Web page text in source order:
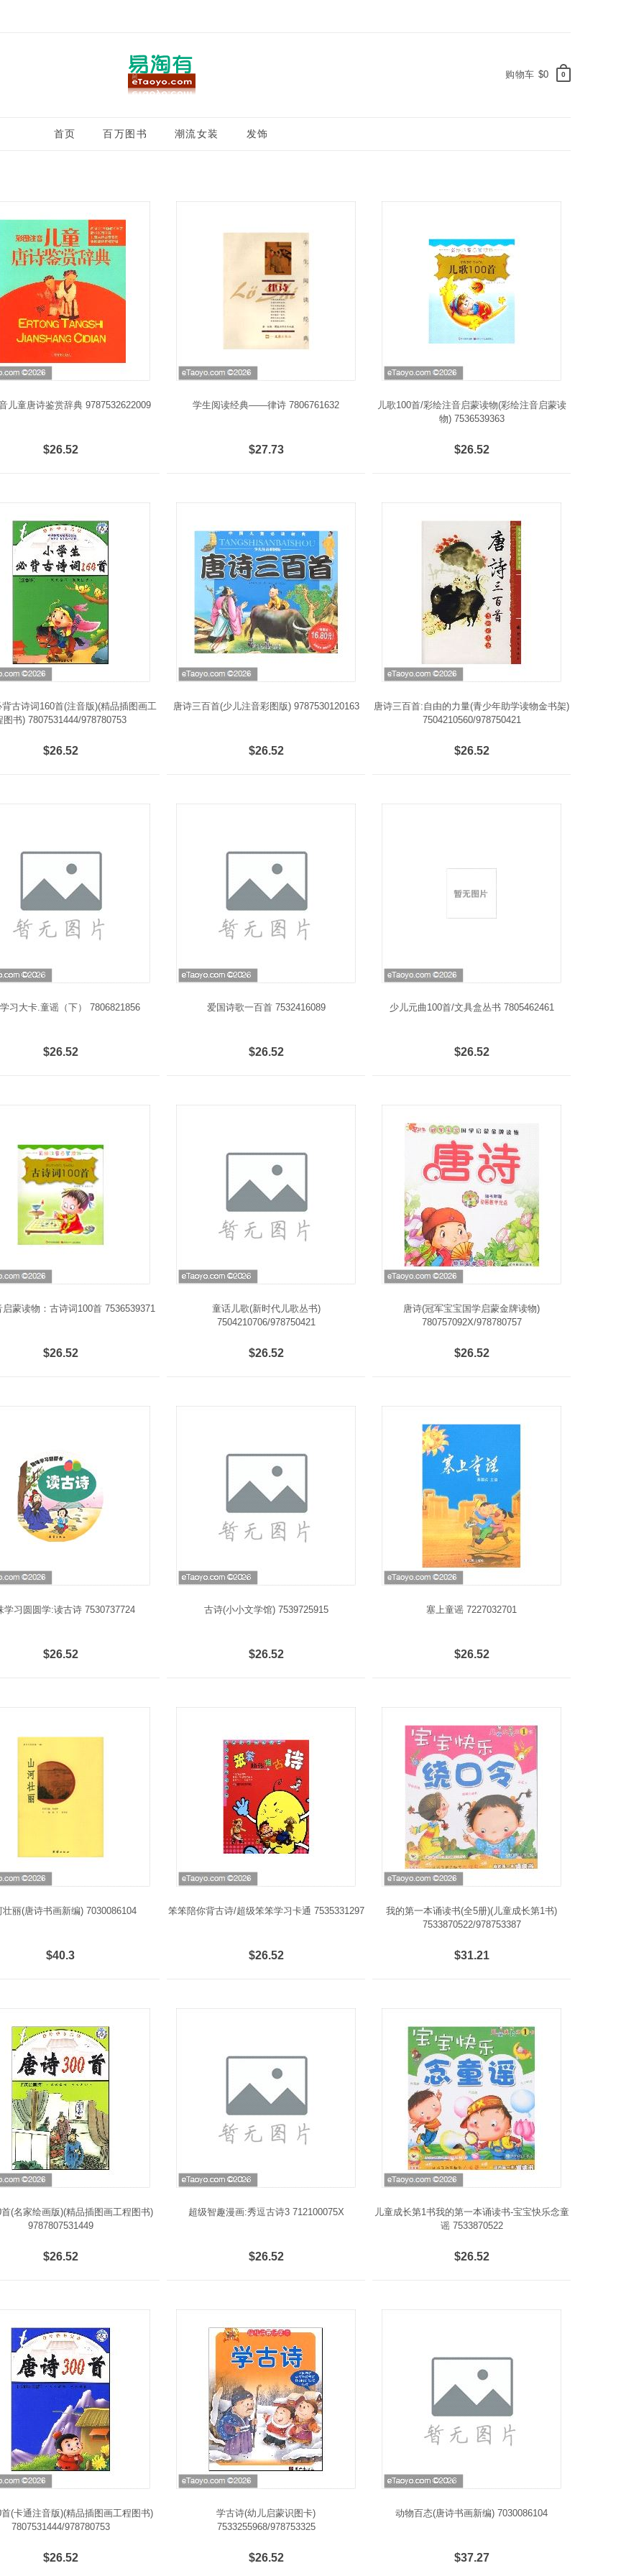
0
购物车 $0
首页 百万图书 潮流女装 发饰
儿童唐诗鉴赏辞典 9787532622009
$26.52
学生阅读经典——律诗 7806761632
$27.73
儿歌100首/彩绘注音启蒙读物(彩绘注音启蒙读
物) 7536539363
$26.52
古诗词160首(注音版)(精品插图画工
图书) 7807531444/978780753
$26.52
唐诗三百首(少儿注音彩图版) 9787530120163
$26.52
唐诗三百首:自由的力量(青少年助学读物金书架)
7504210560/978750421
$26.52
习大卡.童谣（下） 7806821856
$26.52
爱国诗歌一百首 7532416089
$26.52
少儿元曲100首/文具盒丛书 7805462461
$26.52
启蒙读物：古诗词100首 7536539371
$26.52
童话儿歌(新时代儿歌丛书)
7504210706/978750421
$26.52
唐诗(冠军宝宝国学启蒙金牌读物)
780757092X/978780757
$26.52
学习圆圆学:读古诗 7530737724
$26.52
古诗(小小文学馆) 7539725915
$26.52
塞上童谣 7227032701
$26.52
壮丽(唐诗书画新编) 7030086104
$40.3
笨笨陪你背古诗/超级笨笨学习卡通 7535331297
$26.52
我的第一本诵读书(全5册)(儿童成长第1书)
7533870522/978753387
$31.21
(名家绘画版)(精品插图画工程图书)
9787807531449
$26.52
超级智趣漫画:秀逗古诗3 712100075X
$26.52
儿童成长第1书我的第一本诵读书-宝宝快乐念童
谣 7533870522
$26.52
(卡通注音版)(精品插图画工程图书)
7807531444/978780753
$26.52
学古诗(幼儿启蒙识图卡)
7533255968/978753325
$26.52
动物百态(唐诗书画新编) 7030086104
$37.27